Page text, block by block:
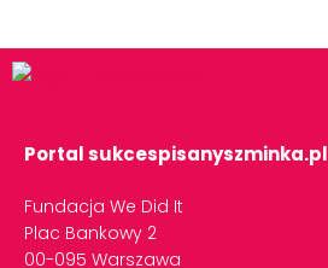
Portal sukcespisanyszminka.pl
Fundacja We Did It
Plac Bankowy 2
00-095 Warszawa